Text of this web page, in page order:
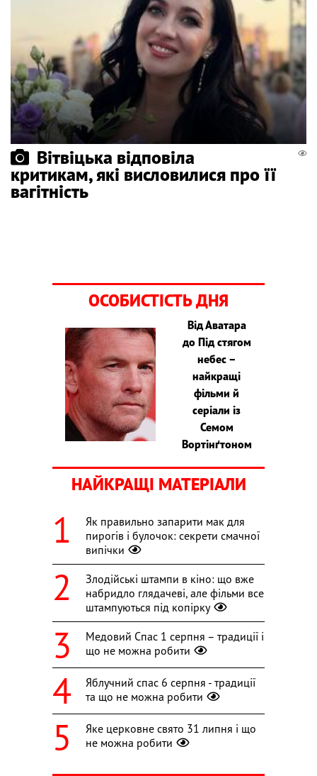
Вітвіцька відповіла
критикам, які висловилися про її
вагітність
ОСОБИСТІСТЬ ДНЯ
Від Аватара
до Під стягом
небес –
найкращі
фільми й
серіали із
Семом
Вортінґтоном
НАЙКРАЩІ МАТЕРІАЛИ
Як правильно запарити мак для
пирогів і булочок: секрети смачної
випічки
Злодійські штампи в кіно: що вже
набридло глядачеві, але фільми все
штампуються під копірку
Медовий Спас 1 серпня – традиції і
що не можна робити
Яблучний спас 6 серпня - традиції
та що не можна робити
Яке церковне свято 31 липня і що
не можна робити